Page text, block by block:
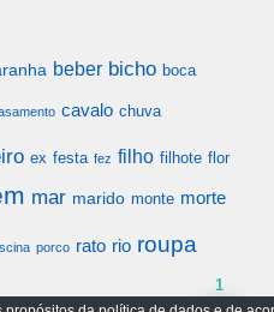
beber bicho boca
cavalo chuva
ex festa fez filho filhote flor
mar marido monte morte
porco rato rio roupa
1